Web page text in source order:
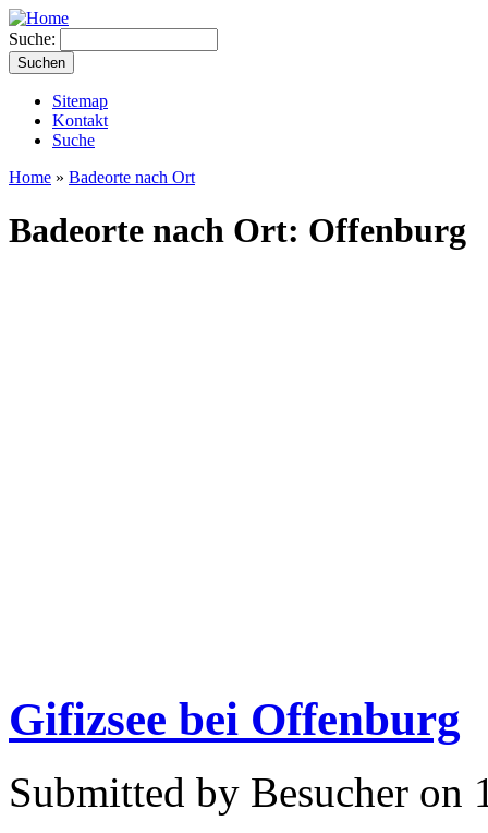
Suche:
Sitemap
Kontakt
Suche
Home » Badeorte nach Ort
Badeorte nach Ort: Offenburg
Gifizsee bei Offenburg
Submitted by Besucher on